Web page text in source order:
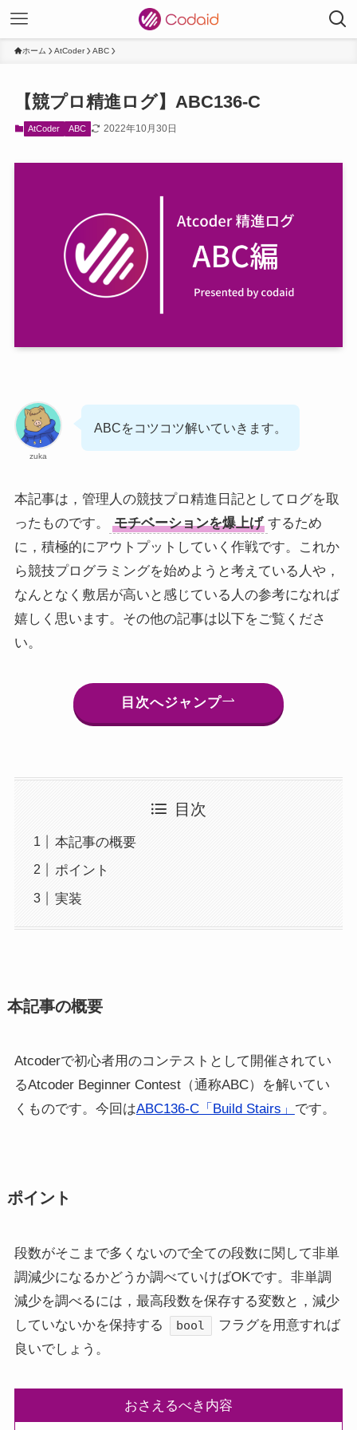
ホーム AtCoder ABC
【競プロ精進ログ】ABC136-C
AtCoder ABC 2022年10月30日
zuka
ABCをコツコツ解いていきます。
本記事は，管理人の競技プロ精進日記としてログを取
ったものです。
モチベーションを爆上げ するため
に，積極的にアウトプットしていく作戦です。これか
ら競技プログラミングを始めようと考えている人や，
なんとなく敷居が高いと感じている人の参考になれば
嬉しく思います。その他の記事は以下をご覧くださ
い。
目次へジャンプ
目次
本記事の概要
ポイント
実装
本記事の概要
Atcoderで初心者用のコンテストとして開催されてい
るAtcoder Beginner Contest（通称ABC）を解いてい
くものです。今回はABC136-C「Build Stairs」 です。
ポイント
段数がそこまで多くないので全ての段数に関して非単
調減少になるかどうか調べていけばOKです。非単調
減少を調べるには，最高段数を保存する変数と，減少
していないかを保持する
bool
フラグを用意すれば
良いでしょう。
おさえるべき内容